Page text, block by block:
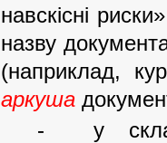
навскісні
назву
(наприклад,
аркуша
- у